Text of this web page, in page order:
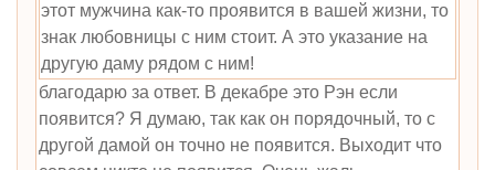
этот мужчина как-то проявится в вашей жизни, то
знак любовницы с ним стоит. А это указание на
другую даму рядом с ним!
благодарю за ответ. В декабре это Рэн если
появится? Я думаю, так как он порядочный, то с
другой дамой он точно не появится. Выходит что